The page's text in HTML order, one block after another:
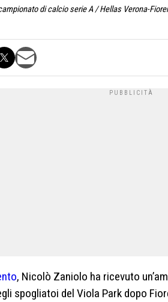
di calcio serie A / Hellas Verona-
, Nicolò Zaniolo ha ricevuto
spogliatoi del Viola Park dopo